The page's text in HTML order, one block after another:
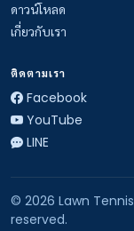
ดาวน์โหลด
เกี่ยวกับเรา
ติดตามเรา
Facebook
YouTube
LINE
© 2026 Lawn
reserved.